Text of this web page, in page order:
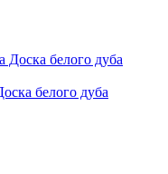
белого дуба